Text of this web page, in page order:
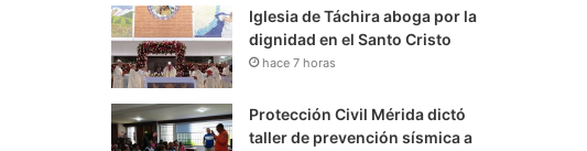
Iglesia de Táchira aboga por la
dignidad en el Santo Cristo
hace 7 horas
Protección Civil Mérida dictó
taller de prevención sísmica a